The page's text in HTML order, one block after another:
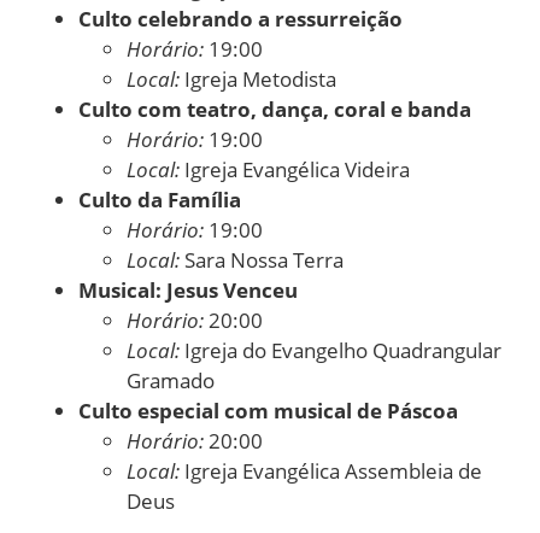
Culto celebrando a ressurreição
Horário: 19:00
Local: Igreja Metodista
Culto com teatro, dança, coral e banda
Horário: 19:00
Local: Igreja Evangélica Videira
Culto da Família
Horário: 19:00
Local: Sara Nossa Terra
Musical: Jesus Venceu
Horário:20:00
Local: Igreja do Evangelho Quadrangular
Gramado
Culto especial com musical de Páscoa
Horário:20:00
Local: Igreja Evangélica Assembleia de
Deus